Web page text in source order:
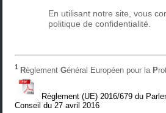
En utilisant notre site, vous
politique de confidentialité.
1 RèglementGénéral Européen pour la P
Règlement (UE) 2016/679 du
Conseil du 27 avril 2016